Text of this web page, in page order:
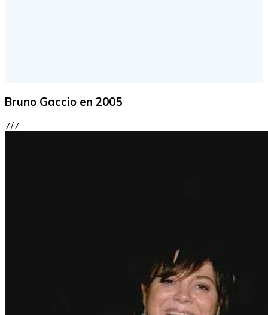
Bruno Gaccio en 2005
7/7